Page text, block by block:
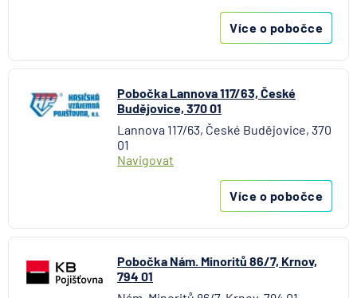
Více o pobočce
Pobočka Lannova 117/63, České
Budějovice, 370 01
Lannova 117/63, České Budějovice, 370
01
Navigovat
Více o pobočce
Pobočka Nám. Minoritů 86/7, Krnov,
794 01